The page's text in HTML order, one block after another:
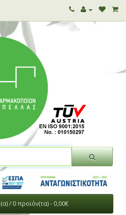
/ 0 προϊόν(τα) - 0,00€